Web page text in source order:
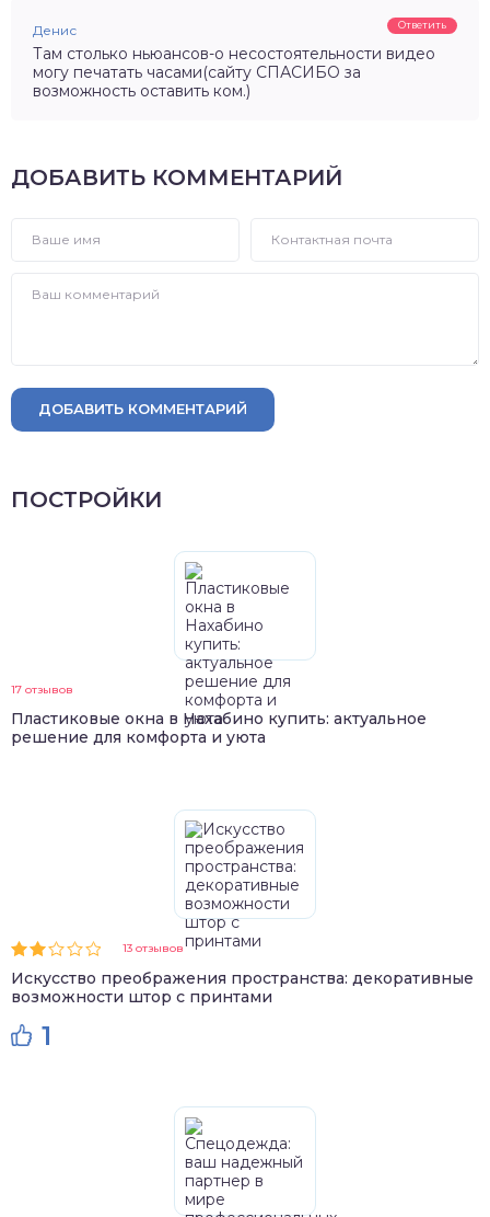
Денис Ответить
Там столько ньюансов-о несостоятельности видео
могу печатать часами(сайту СПАСИБО за
возможность оставить ком.)
ДОБАВИТЬ КОММЕНТАРИЙ
ДОБАВИТЬ КОММЕНТАРИЙ
ПОСТРОЙКИ
17 отзывов
Пластиковые окна в Нахабино купить: актуальное
решение для комфорта и уюта
13 отзывов
Искусство преображения пространства: декоративные
возможности штор с принтами
1